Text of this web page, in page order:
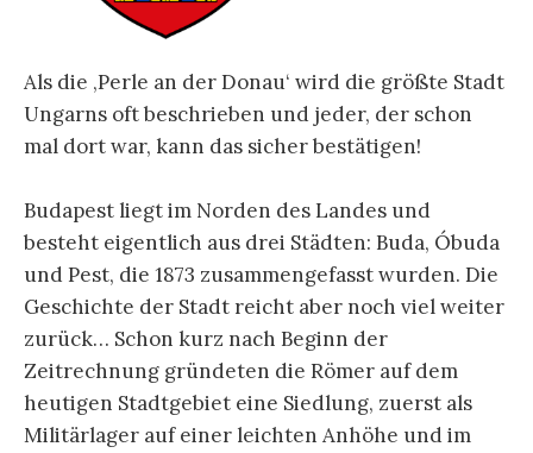
Als die ‚Perle an der Donau‘ wird die größte Stadt
Ungarns oft beschrieben und jeder, der schon
mal dort war, kann das sicher bestätigen!
Budapest liegt im Norden des Landes und
besteht eigentlich aus drei Städten: Buda, Óbuda
und Pest, die 1873 zusammengefasst wurden. Die
Geschichte der Stadt reicht aber noch viel weiter
zurück… Schon kurz nach Beginn der
Zeitrechnung gründeten die Römer auf dem
heutigen Stadtgebiet eine Siedlung, zuerst als
Militärlager auf einer leichten Anhöhe und im